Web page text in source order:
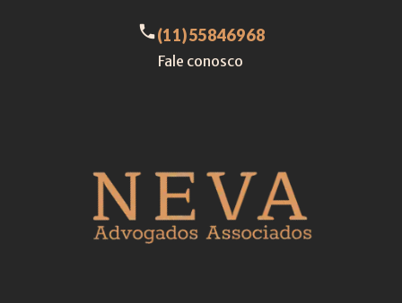
call(11)55846968
Fale conosco